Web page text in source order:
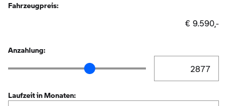
Fahrzeugpreis:
€ 9.590,-
Anzahlung:
Anzahlung Schieberegler
Laufzeit in Monaten: